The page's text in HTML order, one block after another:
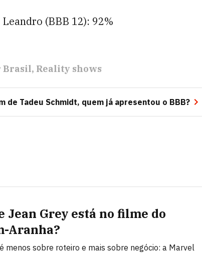
(BBB 12): 92%
Brasil Reality shows
de Tadeu Schmidt, quem já apresentou o BBB?
Jean Grey está no filme do
Aranha?
menos sobre roteiro e mais sobre negócio: a Marvel